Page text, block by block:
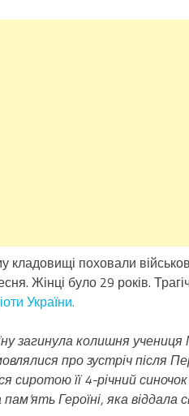
кладовищі поховали
Жінці було 29 років.
України.
загинула колишня учениця
про зустріч після
сиротою її 4-річний
Героїні, яка